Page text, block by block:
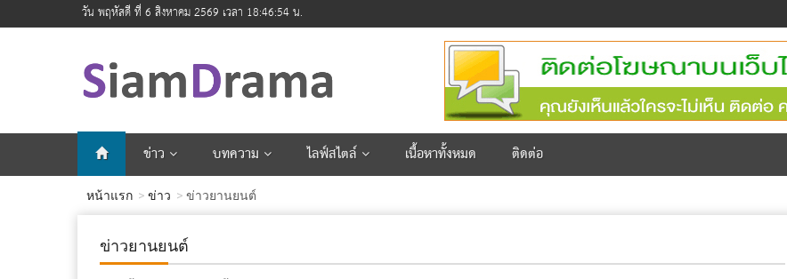
วัน พฤหัสดี ที่ 6 สิงหาคม 2569 เวลา 18:46:55 น.
ข่าว บทความ ไลฟ์สไตล์ เนื้อหาทั้งหมด ติดต่อ
หน้าแรก ข่าว ข่าวยานยนต์
ข่าวยานยนต์